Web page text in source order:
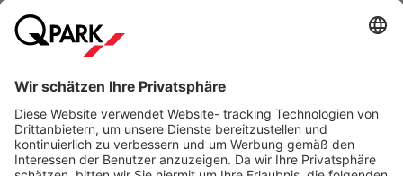
Mehr über Q-Park
Hilfe